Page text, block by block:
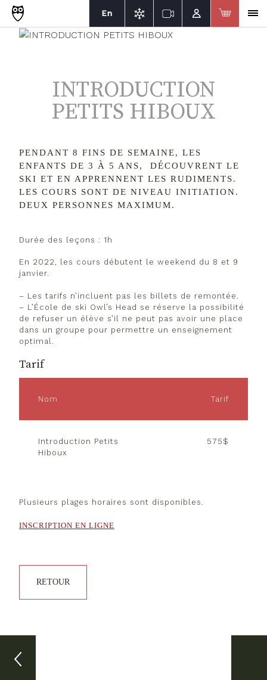
En
INTRODUCTION
PETITS HIBOUX
PENDANT 8 FINS DE SEMAINE, LES
ENFANTS DE 3 À 5 ANS, DÉCOUVRENT LE
SKI ET EN APPRENNENT LES RUDIMENTS.
LES COURS SONT DE NIVEAU INITIATION.
DEUX PERSONNES MAXIMUM.
Durée des leçons : 1h
En 2022, les cours débutent le weekend du 8 et 9
janvier.
– Les tarifs n’incluent pas les billets de remontée.
– L’École de ski Owl’s Head se réserve la possibilité
de refuser un élève s’il ne peut pas avoir une place
dans un groupe pour permettre un enseignement
optimal.
Tarif
Nom Tarif
Introduction Petits
Hiboux
575$
Plusieurs plages horaires sont disponibles.
INSCRIPTION EN LIGNE
RETOUR